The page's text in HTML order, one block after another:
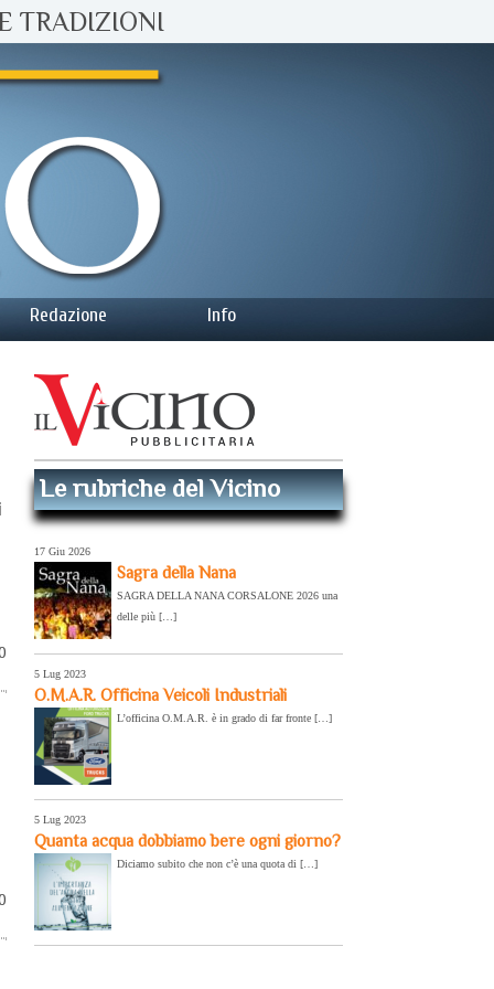
TRADIZIONI
Redazione Info
Le rubriche del Vicino
17 Giu 2026
Sagra della Nana
SAGRA DELLA NANA CORSALONE 2026 una
delle più […]
5 Lug 2023
O.M.A.R. Officina Veicoli Industriali
L’officina O.M.A.R. è in grado di far fronte […]
5 Lug 2023
Quanta acqua dobbiamo bere ogni giorno?
Diciamo subito che non c’è una quota di […]